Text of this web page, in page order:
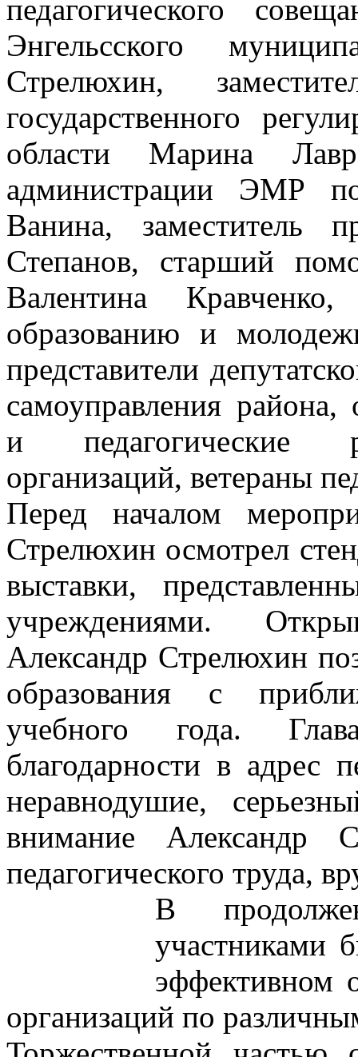
педагогического
Энгельсского
Стрелюхин,
государственного
области Марина
администрации ЭМР
Ванина, заместитель
Степанов, старший
Валентина
образованию и
представители
самоуправления района,
и педагогические
организаций, ветераны
Перед началом
Стрелюхин осмотрел
выставки,
учреждениями.
Александр Стрелюхин
образования с
учебного года.
благодарности в адрес
неравнодушие,
внимание Александр
педагогического труда,
В
участниками
эффективном
организаций по